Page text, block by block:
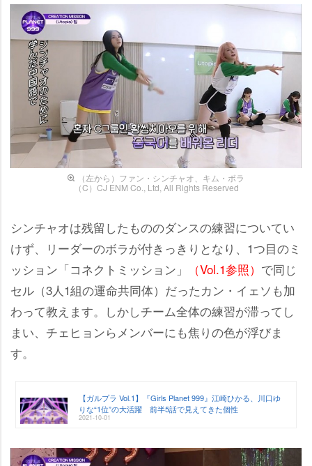
（左から）ファン・シンチャオ、キム・ボラ
（C）CJ ENM Co., Ltd, All Rights Reserved
シンチャオは残留したもののダンスの練習についてい
けず、リーダーのボラが付きっきりとなり、1つ目のミ
ッション「コネクトミッション」
（Vol.1参照） で同じ
セル（3人1組の運命共同体）だったカン・イェソも加
わって教えます。しかしチーム全体の練習が滞ってし
まい、チェヒョンらメンバーにも焦りの色が浮びま
す。
【ガルプラ Vol.1】『Girls Planet 999』江崎ひかる、川口ゆ
りな“1位”の大活躍 前半5話で見えてきた個性
2021-10-01